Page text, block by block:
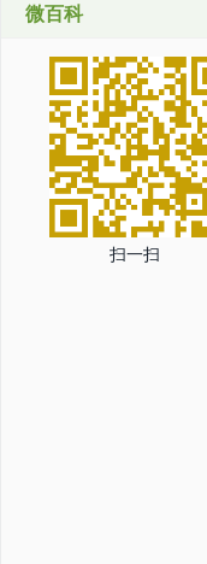
微百科
扫一扫